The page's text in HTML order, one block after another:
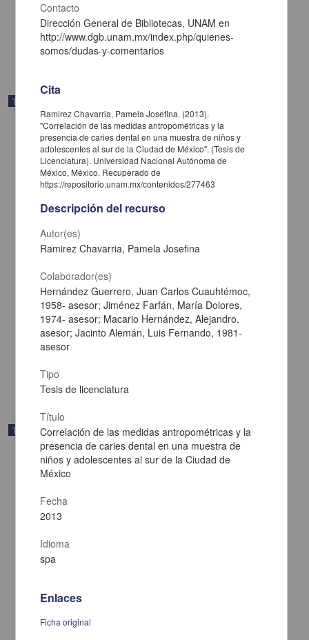
Medicina y Ciencias de la Salud
Trabajo de grado
Políticas de salud oral en programas dirigidos a escolares y
adolescentes : revisión bibliográfica
Montoya Magaña, Laura Elena Elizabeth
Medicina y Ciencias de la Salud
Trabajo de grado
Contacto
Dirección General de Bibliotecas, UNAM en
http://www.dgb.unam.mx/index.php/quienes-
somos/dudas-y-comentarios
Cita
Ramirez Chavarria, Pamela Josefina. (2013).
"Correlación de las medidas antropométricas y la
presencia de caries dental en una muestra de niños y
adolescentes al sur de la Ciudad de México". (Tesis de
Licenciatura). Universidad Nacional Autónoma de
México, México. Recuperado de
https://repositorio.unam.mx/contenidos/277463
Descripción del recurso
Autor(es)
Ramirez Chavarria, Pamela Josefina
Colaborador(es)
Hernández Guerrero, Juan Carlos Cuauhtémoc,
1958- asesor; Jiménez Farfán, María Dolores,
1974- asesor; Macario Hernández, Alejandro,
asesor; Jacinto Alemán, Luis Fernando, 1981-
asesor
Tipo
Tesis de licenciatura
Título
Correlación de las medidas antropométricas y la
presencia de caries dental en una muestra de
niños y adolescentes al sur de la Ciudad de
México
Fecha
2013
Idioma
spa
Enlaces
Ficha original